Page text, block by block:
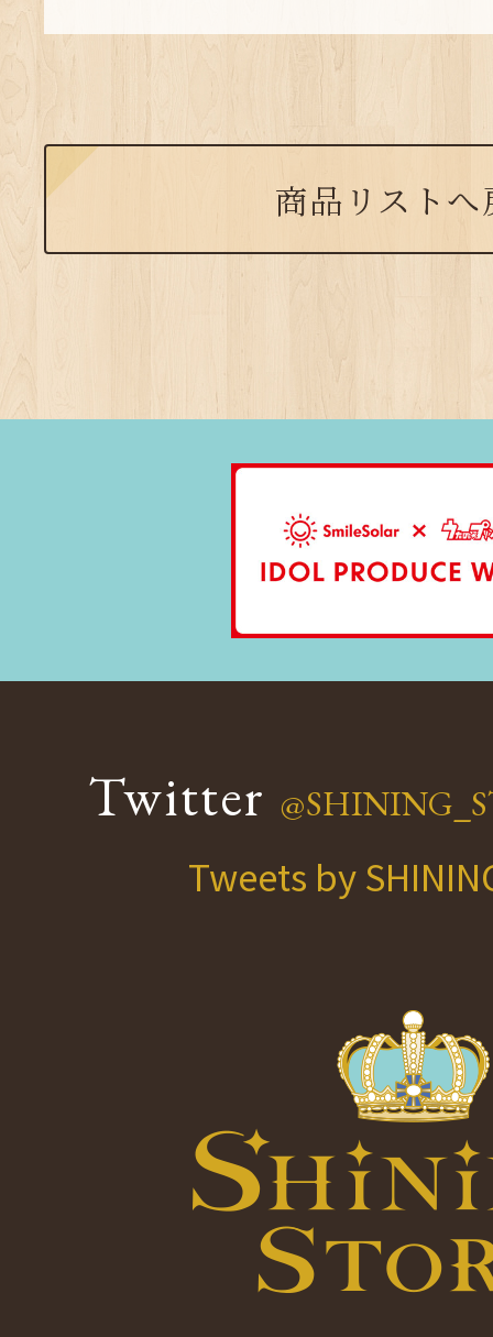
商品リストへ
Twitter
Tweets by